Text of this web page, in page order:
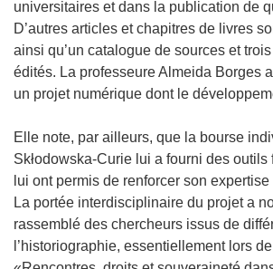
universitaires et dans la publication de
D’autres articles et chapitres de livres
ainsi qu’un catalogue de sources et
édités. La professeure Almeida Borges
un projet numérique dont le
Elle note, par ailleurs, que la bourse
Skłodowska-Curie lui a fourni des outils
lui ont permis de renforcer son
La portée interdisciplinaire du projet a
rassemblé des chercheurs issus de
l’historiographie, essentiellement lors